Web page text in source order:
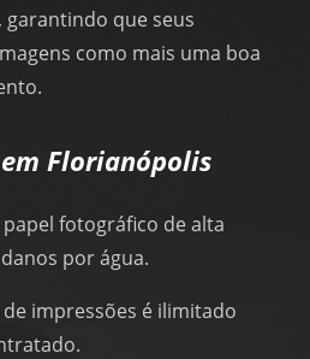
que seus
como mais uma boa
Florianópolis
fotográfico de alta
por água.
impressões é ilimitado